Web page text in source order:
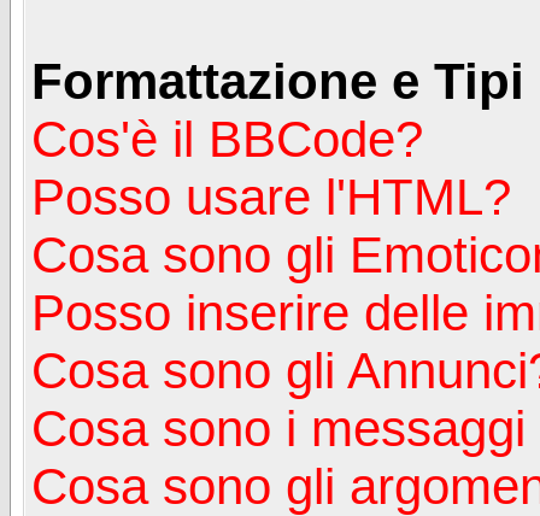
Formattazione e
Cos'è il BBCode?
Posso usare l'HTML?
Cosa sono gli
Posso inserire delle
Cosa sono gli
Cosa sono i
Cosa sono gli